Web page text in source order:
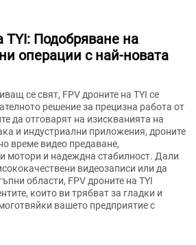
TYI: Подобряване на
операции с най-новата
се свят, FPV дроните на TYI се
решение за прецизна работа от
да отговарят на изискванията на
и индустриални приложения, дроните
време видео предаване,
мотори и надеждна стабилност. Дали
видеозаписи или да
области, FPV дроните на TYI
които ви трябват за гладки и
вашето предприятие с